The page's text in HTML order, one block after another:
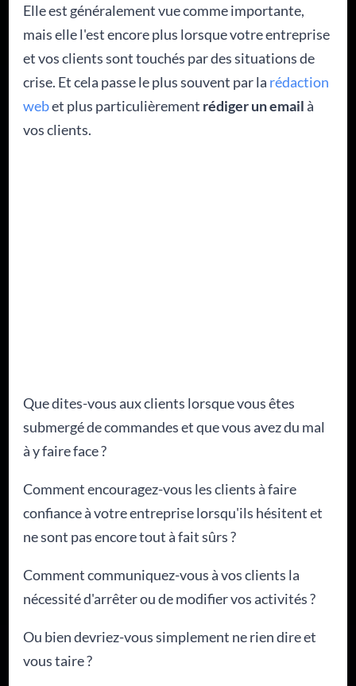
Elle est généralement vue comme importante,
mais elle l'est encore plus lorsque votre entreprise
et vos clients sont touchés par des situations de
crise. Et cela passe le plus souvent par la rédaction
webet plus particulièrement rédiger un emailà
vos clients.
Que dites-vous aux clients lorsque vous êtes
submergé de commandes et que vous avez du mal
à y faire face ?
Comment encouragez-vous les clients à faire
confiance à votre entreprise lorsqu'ils hésitent et
ne sont pas encore tout à fait sûrs ?
Comment communiquez-vous à vos clients la
nécessité d'arrêter ou de modifier vos activités ?
Ou bien devriez-vous simplement ne rien dire et
vous taire ?